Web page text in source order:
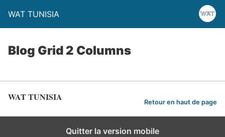
WAT TUNISIA
Blog Grid 2 Columns
WAT TUNISIA Retour en haut de page
Quitter la version mobile